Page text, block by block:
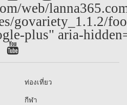
web/
govariety_1.1.2/
plus" aria-
ท่องเที่ยว
กีฬา